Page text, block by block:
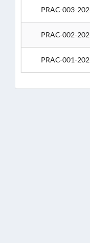
PRAC-003-
PRAC-002-
PRAC-001-